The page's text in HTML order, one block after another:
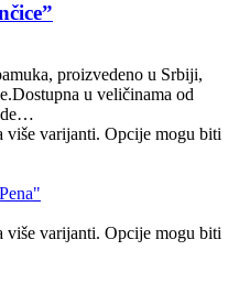
proizvedeno u Srbiji,
u veličinama od
više varijanti. Opcije mogu biti
više varijanti. Opcije mogu biti